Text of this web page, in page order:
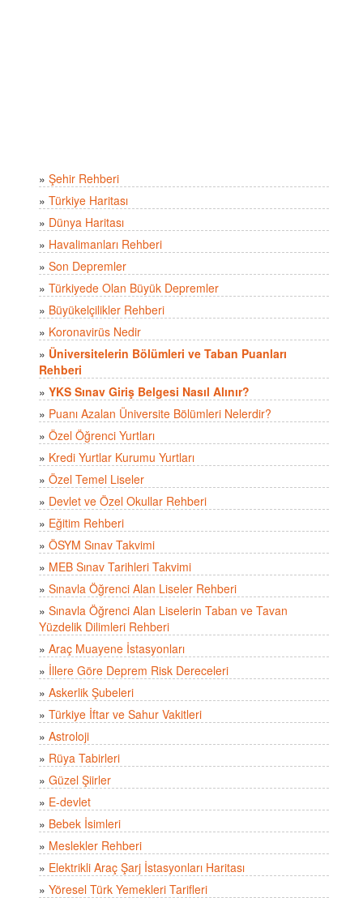
» Şehir Rehberi
» Türkiye Haritası
» Dünya Haritası
» Havalimanları Rehberi
» Son Depremler
» Türkiyede Olan Büyük Depremler
» Büyükelçilikler Rehberi
» Koronavirüs Nedir
» Üniversitelerin Bölümleri ve Taban Puanları
Rehberi
» YKS Sınav Giriş Belgesi Nasıl Alınır?
» Puanı Azalan Üniversite Bölümleri Nelerdir?
» Özel Öğrenci Yurtları
» Kredi Yurtlar Kurumu Yurtları
» Özel Temel Liseler
» Devlet ve Özel Okullar Rehberi
» Eğitim Rehberi
» ÖSYM Sınav Takvimi
» MEB Sınav Tarihleri Takvimi
» Sınavla Öğrenci Alan Liseler Rehberi
» Sınavla Öğrenci Alan Liselerin Taban ve Tavan
Yüzdelik Dilimleri Rehberi
» Araç Muayene İstasyonları
» İllere Göre Deprem Risk Dereceleri
» Askerlik Şubeleri
» Türkiye İftar ve Sahur Vakitleri
» Astroloji
» Rüya Tabirleri
» Güzel Şiirler
» E-devlet
» Bebek İsimleri
» Meslekler Rehberi
» Elektrikli Araç Şarj İstasyonları Haritası
» Yöresel Türk Yemekleri Tarifleri